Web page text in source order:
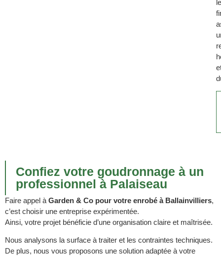
Confiez votre goudronnage à un
professionnel à Palaiseau
Faire appel à Garden & Co pour votre enrobé à Ballainvilliers,
c’est choisir une entreprise expérimentée.
Ainsi, votre projet bénéficie d’une organisation claire et maîtrisée.
Nous analysons la surface à traiter et les contraintes techniques.
De plus, nous vous proposons une solution adaptée à votre